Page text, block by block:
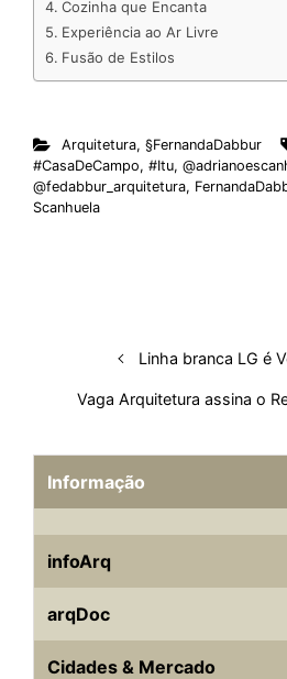
I
n
o
k
p
p
Cozinha que Encanta
Experiência ao Ar Livre
Fusão de Estilos
Arquitetura, §FernandaDabbur
#CasaDeCampo, #Itu,
@fedabbur_arquitetura,
Scanhuela
Linha branca LG é
Vaga Arquitetura assina o
Informação
infoArq
arqDoc
Cidades & Mercado